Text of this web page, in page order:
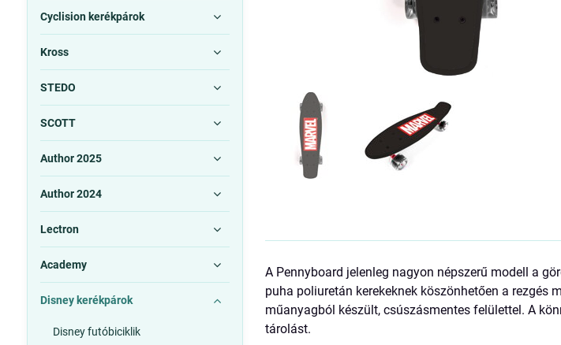
A Pennyboard jelenleg nagyon népszerű modell a
puha poliuretán kerekeknek köszönhetően a
műanyagból készült, csúszásmentes felülettel. A
tárolást.
Cyclision kerékpárok
Kross
STEDO
SCOTT
Author 2025
Author 2024
Lectron
Academy
Disney kerékpárok
Disney futóbiciklik